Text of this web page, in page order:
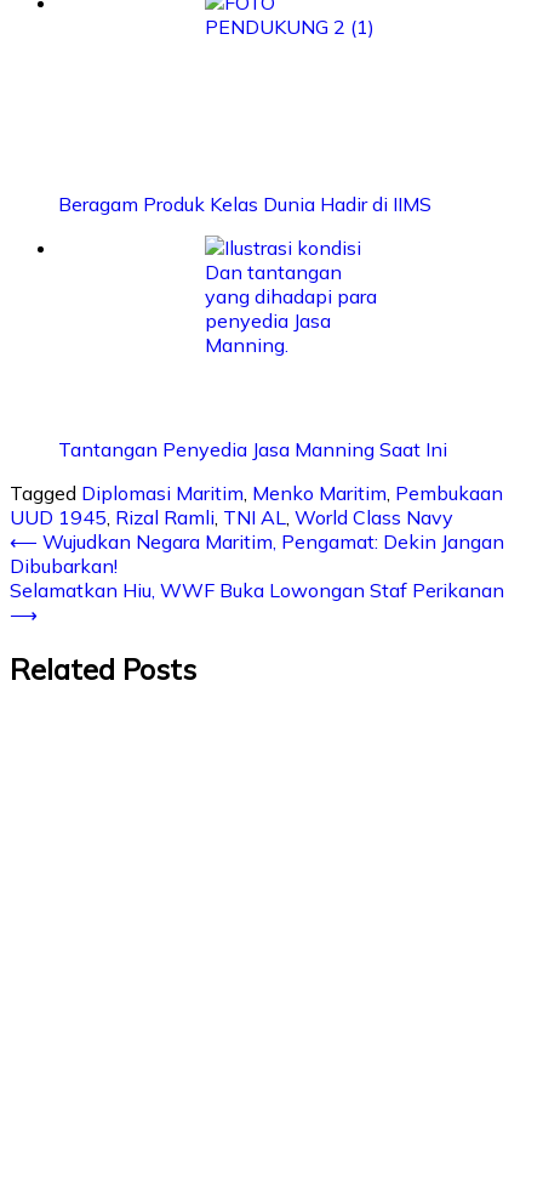
Beragam Produk Kelas Dunia Hadir di IIMS
Tantangan Penyedia Jasa Manning Saat Ini
Tagged Diplomasi Maritim, Menko Maritim, Pembukaan
UUD 1945, Rizal Ramli, TNI AL, World Class Navy
⟵ Wujudkan Negara Maritim, Pengamat: Dekin Jangan
Dibubarkan!
Selamatkan Hiu, WWF Buka Lowongan Staf Perikanan
⟶
Related Posts